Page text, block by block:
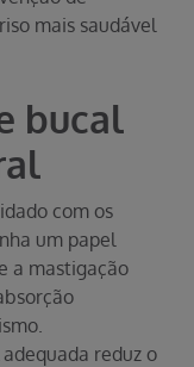
mais saudável
bucal
com os
um papel
a mastigação
adequada reduz o